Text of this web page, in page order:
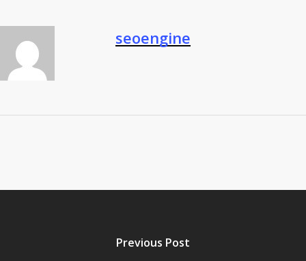
seoengine
Previous Post